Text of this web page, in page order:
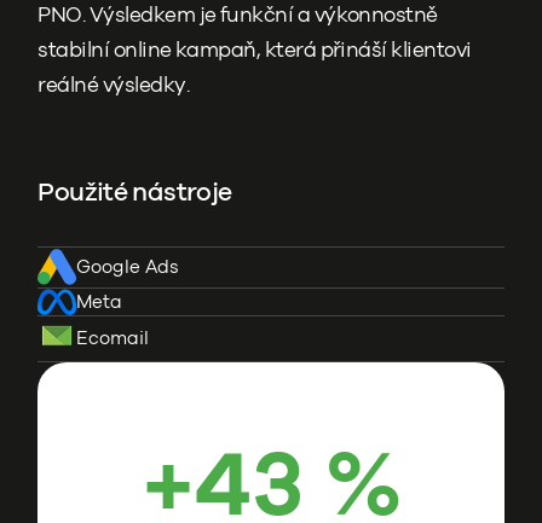
PNO. Výsledkem je funkční a výkonnostně
stabilní online kampaň, která přináší klientovi
reálné výsledky.
Použité nástroje
Google Ads
Meta
Ecomail
+43 %